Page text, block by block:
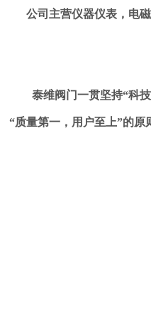
公司 主营仪器仪表，电
泰维阀门一贯坚持“科技
“质量第一，用户至上”的